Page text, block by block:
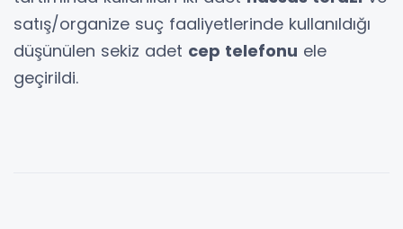
satış/organize suç faaliyetlerinde kullanıldığı
düşünülen sekiz adet cep telefonu ele
geçirildi.